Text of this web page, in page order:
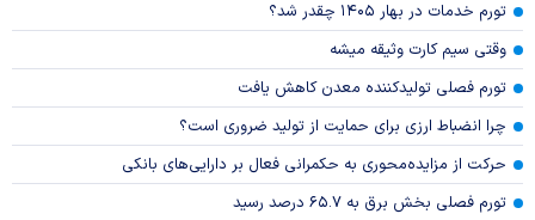
تورم خدمات در بهار ۱۴۰۵ چقدر شد؟
وقتی سیم کارت وثیقه میشه
تورم فصلی تولیدکننده معدن کاهش یافت
چرا انضباط ارزی برای حمایت از تولید ضروری است؟
حرکت از مزایده‌محوری به حکمرانی فعال بر دارایی‌های بانکی
تورم فصلی بخش برق به ۶۵.۷ درصد رسید